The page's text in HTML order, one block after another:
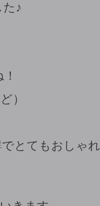
♪
）
とてもおしゃ